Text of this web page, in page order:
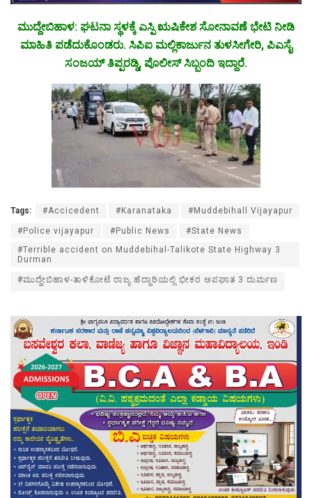
ಮುದ್ದೇಬಿಹಾಳ: ಘಟನಾ ಸ್ಥಳಕ್ಕೆ ಎಸ್ಪಿ ಋಷಿಕೇಶ ಸೋನಾವಣೆ ಭೇಟಿ ನೀಡಿ
ಮಾಹಿತಿ ಪಡೆದುಕೊಂಡರು. ಸಿಪಿಐ ಮಲ್ಲಿಕಾರ್ಜುನ ತುಳಸೀಗೇರಿ, ಪಿಎಸೈ
ಸಂಜಯ್ ತಿಪ್ಪರಡ್ಡಿ, ಪೊಲೀಸ್ ಸಿಬ್ಬಂದಿ ಇದ್ದಾರೆ.
Tags: #Accicedent #Karanataka #Muddebihall Vijayapur
#Police vijayapur #Public News
#State News
#Terrible accident on Muddebihal-Talikote State Highway 3
Durman
#ಮುದ್ದೇಬಿಹಾಳ-ತಾಳಿಕೋಟೆ ರಾಜ್ಯ ಹೆದ್ದಾರಿಯಲ್ಲಿ ಭೀಕರ ಅಪಘಾತ 3 ದುರ್ಮಣ